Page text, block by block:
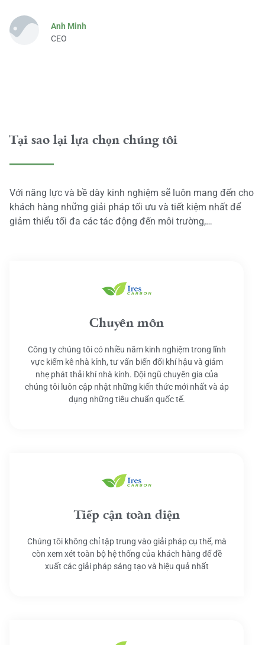
Anh Minh
CEO
Tại sao lại lựa chọn chúng tôi
Với năng lực và bề dày kinh nghiệm sẽ luôn mang đến cho
khách hàng những giải pháp tối ưu và tiết kiệm nhất để
giảm thiểu tối đa các tác động đến môi trường,…
Chuyên môn
Công ty chúng tôi có nhiều năm kinh nghiệm trong lĩnh
vực kiểm kê nhà kính, tư vấn biến đổi khí hậu và giảm
nhẹ phát thải khí nhà kính. Đội ngũ chuyên gia của
chúng tôi luôn cập nhật những kiến thức mới nhất và áp
dụng những tiêu chuẩn quốc tế.
Tiếp cận toàn diện
Chúng tôi không chỉ tập trung vào giải pháp cụ thể, mà
còn xem xét toàn bộ hệ thống của khách hàng để đề
xuất các giải pháp sáng tạo và hiệu quả nhất